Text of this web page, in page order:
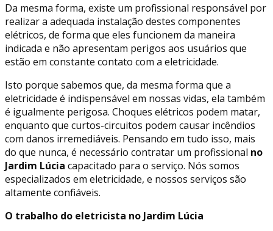
Da mesma forma, existe um profissional responsável por
realizar a adequada instalação destes componentes
elétricos, de forma que eles funcionem da maneira
indicada e não apresentam perigos aos usuários que
estão em constante contato com a eletricidade.
Isto porque sabemos que, da mesma forma que a
eletricidade é indispensável em nossas vidas, ela também
é igualmente perigosa. Choques elétricos podem matar,
enquanto que curtos-circuitos podem causar incêndios
com danos irremediáveis. Pensando em tudo isso, mais
do que nunca, é necessário contratar um profissional no
Jardim Lúcia capacitado para o serviço. Nós somos
especializados em eletricidade, e nossos serviços são
altamente confiáveis.
O trabalho do eletricista no Jardim Lúcia